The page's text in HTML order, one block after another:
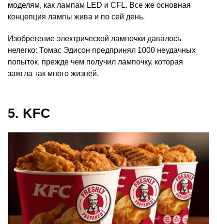
моделям, как лампам LED и CFL. Все же основная
концепция лампы жива и по сей день.
Изобретение электрической лампочки давалось
нелегко: Томас Эдисон предпринял 1000 неудачных
попыток, прежде чем получил лампочку, которая
зажгла так много жизней.
5. KFC